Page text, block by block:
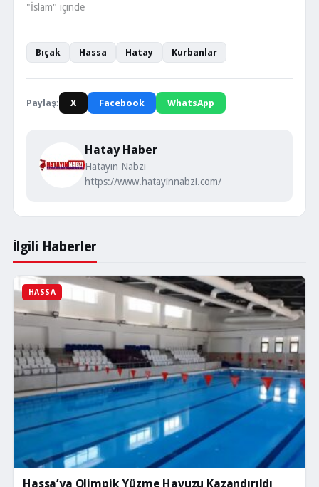
"İslam" içinde
Bıçak Hassa Hatay Kurbanlar
Paylaş: X Facebook WhatsApp
Hatay Haber
Hatayın Nabzı
https://www.hatayinnabzi.com/
İlgili Haberler
HASSA
Hassa’ya Olimpik Yüzme Havuzu Kazandırıldı